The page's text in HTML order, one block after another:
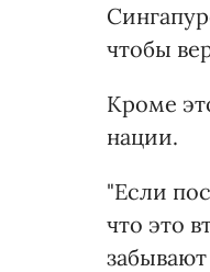
чтобы
Кроме
нации.
"Если
что это